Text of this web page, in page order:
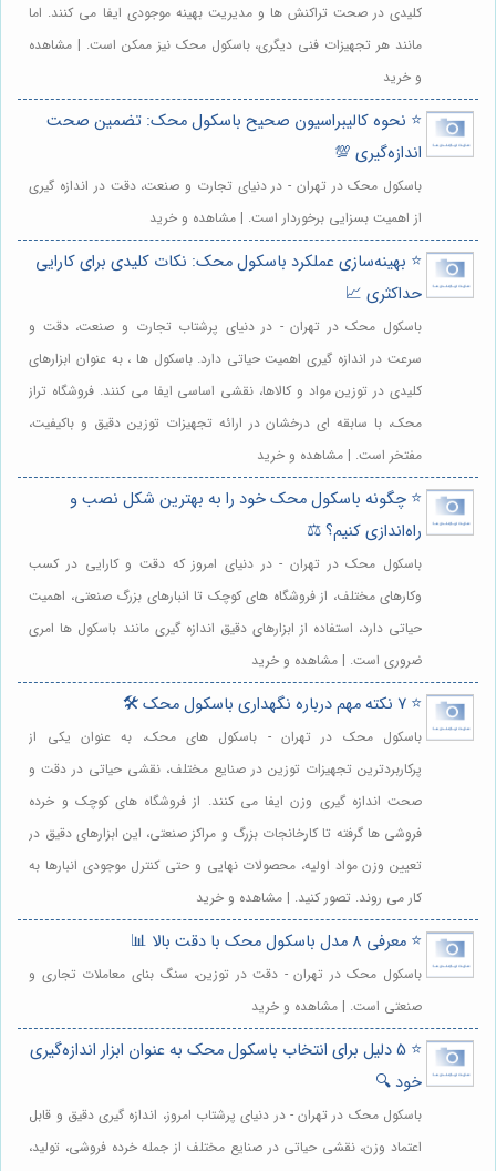
کلیدی در صحت تراکنش ها و مدیریت بهینه موجودی ایفا می کنند. اما
مانند هر تجهیزات فنی دیگری، باسکول محک نیز ممکن است. | مشاهده
و خرید
⭐️ نحوه کالیبراسیون صحیح باسکول محک: تضمین صحت
اندازه‌گیری 💯
باسکول محک در تهران - در دنیای تجارت و صنعت، دقت در اندازه گیری
از اهمیت بسزایی برخوردار است. | مشاهده و خرید
⭐️ بهینه‌سازی عملکرد باسکول محک: نکات کلیدی برای کارایی
حداکثری 📈
باسکول محک در تهران - در دنیای پرشتاب تجارت و صنعت، دقت و
سرعت در اندازه گیری اهمیت حیاتی دارد. باسکول ها ، به عنوان ابزارهای
کلیدی در توزین مواد و کالاها، نقشی اساسی ایفا می کنند. فروشگاه تراز
محک، با سابقه ای درخشان در ارائه تجهیزات توزین دقیق و باکیفیت،
مفتخر است. | مشاهده و خرید
⭐️ چگونه باسکول محک خود را به بهترین شکل نصب و
راه‌اندازی کنیم؟ ⚖️
باسکول محک در تهران - در دنیای امروز که دقت و کارایی در کسب
وکارهای مختلف، از فروشگاه های کوچک تا انبارهای بزرگ صنعتی، اهمیت
حیاتی دارد، استفاده از ابزارهای دقیق اندازه گیری مانند باسکول ها امری
ضروری است. | مشاهده و خرید
⭐️ 7 نکته مهم درباره نگهداری باسکول محک 🛠️
باسکول محک در تهران - باسکول های محک، به عنوان یکی از
پرکاربردترین تجهیزات توزین در صنایع مختلف، نقشی حیاتی در دقت و
صحت اندازه گیری وزن ایفا می کنند. از فروشگاه های کوچک و خرده
فروشی ها گرفته تا کارخانجات بزرگ و مراکز صنعتی، این ابزارهای دقیق در
تعیین وزن مواد اولیه، محصولات نهایی و حتی کنترل موجودی انبارها به
کار می روند. تصور کنید. | مشاهده و خرید
⭐️ معرفی 8 مدل باسکول محک با دقت بالا 📊
باسکول محک در تهران - دقت در توزین، سنگ بنای معاملات تجاری و
صنعتی است. | مشاهده و خرید
⭐️ 5 دلیل برای انتخاب باسکول محک به عنوان ابزار اندازه‌گیری
خود 🔍
باسکول محک در تهران - در دنیای پرشتاب امروز، اندازه گیری دقیق و قابل
اعتماد وزن، نقشی حیاتی در صنایع مختلف از جمله خرده فروشی، تولید،